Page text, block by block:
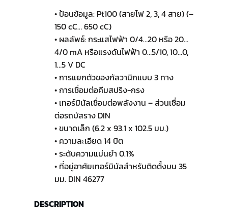
• ป้อนข้อมูล: Pt100 (สายไฟ 2, 3, 4 สาย) (–
150 cC… 650 cC)
• ผลลัพธ์: กระแสไฟฟ้า 0/4…20 หรือ 20…
4/0 mA หรือแรงดันไฟฟ้า 0…5/10, 10…0,
1…5 V DC
• การแยกตัวของกัลวานิกแบบ 3 ทาง
• การเชื่อมต่อคีมสปริง-กรง
• เทอร์มินัลเชื่อมต่อพลังงาน – ส่วนเชื่อม
ต่อรถบัสราง DIN
• ขนาดเล็ก (6.2 x 93.1 x 102.5 มม.)
• ความละเอียด 14 บิต
• ระดับความแม่นยำ 0.1%
• ที่อยู่อาศัยเทอร์มินัลสำหรับติดตั้งบน 35
มม. DIN 46277
DESCRIPTION